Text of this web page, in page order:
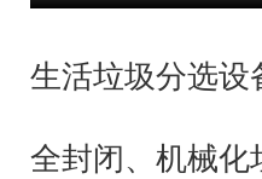
生活垃圾分选设
全封闭、机械化